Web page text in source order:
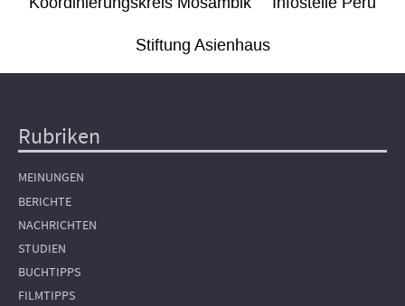
Stiftung Asienhaus
Hauptnavigation
Rubriken
MEINUNGEN
BERICHTE
NACHRICHTEN
STUDIEN
BUCHTIPPS
FILMTIPPS